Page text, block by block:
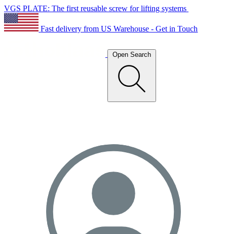
VGS PLATE: The first reusable screw for lifting systems
Fast delivery from US Warehouse - Get in Touch
Open Search